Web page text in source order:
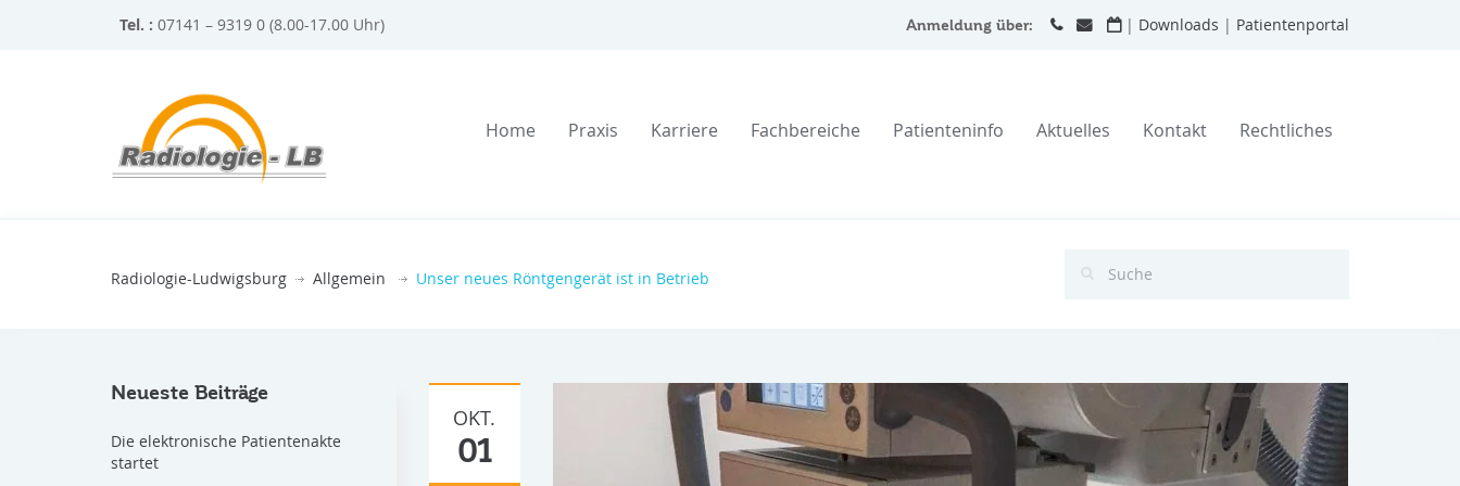
Anmeldung über: | Downloads | Patientenportal
Tel. : 07141 – 9319 0 (8.00-17.00 Uhr)
Home Praxis Karriere Fachbereiche Patienteninfo Aktuelles Kontakt Rechtliches
Radiologie-Ludwigsburg Allgemein Unser neues Röntgengerät ist in Betrieb
Neueste Beiträge
Die elektronische Patientenakte
startet
OKT.
01